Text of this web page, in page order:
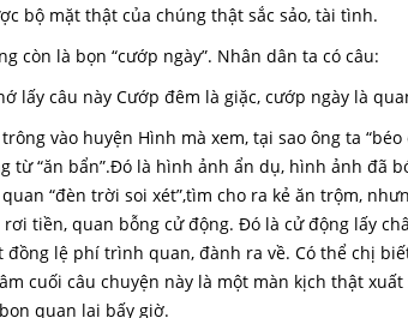
bộ mặt thật của chúng thật sắc sảo, tài tình.
còn là bọn “cướp ngày”. Nhân dân ta có câu:
lấy câu này Cướp đêm là giặc, cướp ngày là
vào huyện Hình mà xem, tại sao ông ta
từ “ăn bẩn”.Đó là hình ảnh ẩn dụ, hình ảnh đã
“đèn trời soi xét”,tìm cho ra kẻ ăn trộm,
tiền, quan bỗng cử động. Đó là cử động lấy
lệ phí trình quan, đành ra về. Có thể chị
cuối câu chuyện này là một màn kịch thật
quan lại bấy giờ.